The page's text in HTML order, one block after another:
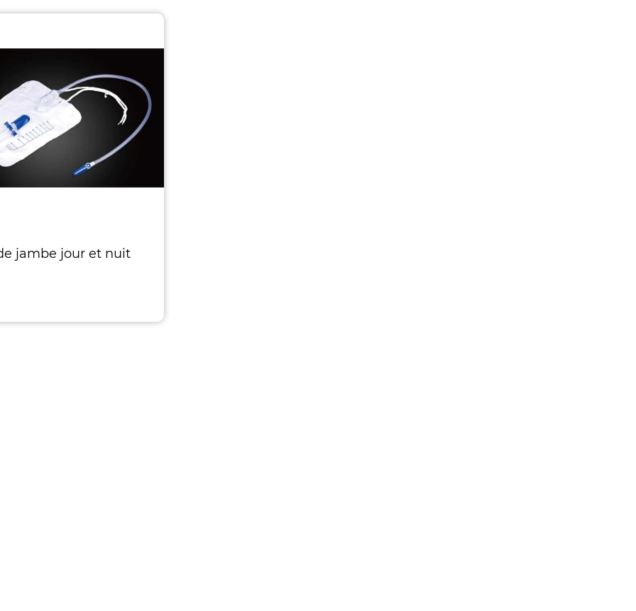
jambe jour et nuit